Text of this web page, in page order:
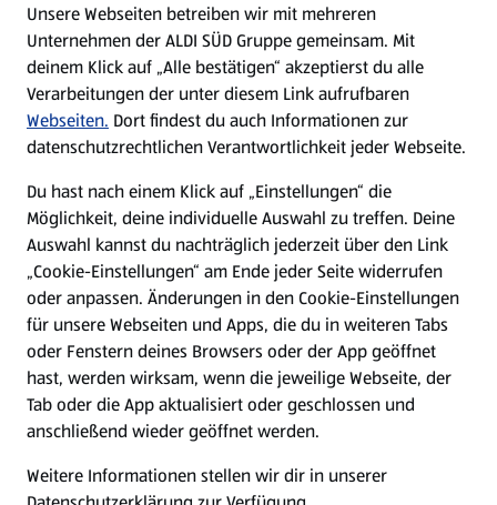
Nachhaltigkeit
Karriere
Presse
Hilfe & Kontakt
(öffnet in einem neuen Tab)
Unternehmen
Folge uns hier:
Unsere Webseiten betreiben wir mit mehreren
Unternehmen der ALDI SÜD Gruppe gemeinsam. Mit
deinem Klick auf „Alle bestätigen“ akzeptierst du alle
Verarbeitungen der unter diesem Link aufrufbaren
Webseiten. Dort findest du auch Informationen zur
datenschutzrechtlichen Verantwortlichkeit jeder Webseite.
Du hast nach einem Klick auf „Einstellungen“ die
Möglichkeit, deine individuelle Auswahl zu treffen. Deine
Auswahl kannst du nachträglich jederzeit über den Link
„Cookie-Einstellungen“ am Ende jeder Seite widerrufen
oder anpassen. Änderungen in den Cookie-Einstellungen
für unsere Webseiten und Apps, die du in weiteren Tabs
oder Fenstern deines Browsers oder der App geöffnet
hast, werden wirksam, wenn die jeweilige Webseite, der
Tab oder die App aktualisiert oder geschlossen und
anschließend wieder geöffnet werden.
Weitere Informationen stellen wir dir in unserer